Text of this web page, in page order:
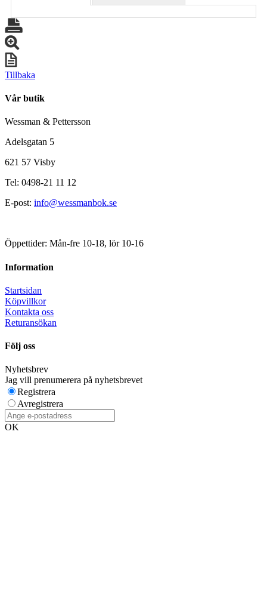
Tillbaka
Vår butik
Wessman & Pettersson
Adelsgatan 5
621 57 Visby
Tel: 0498-21 11 12
E-post: info@wessmanbok.se
Öppettider: Mån-fre 10-18, lör 10-16
Information
Startsidan
Köpvillkor
Kontakta oss
Returansökan
Följ oss
Nyhetsbrev
Jag vill prenumerera på nyhetsbrevet
Registrera
Avregistrera
OK